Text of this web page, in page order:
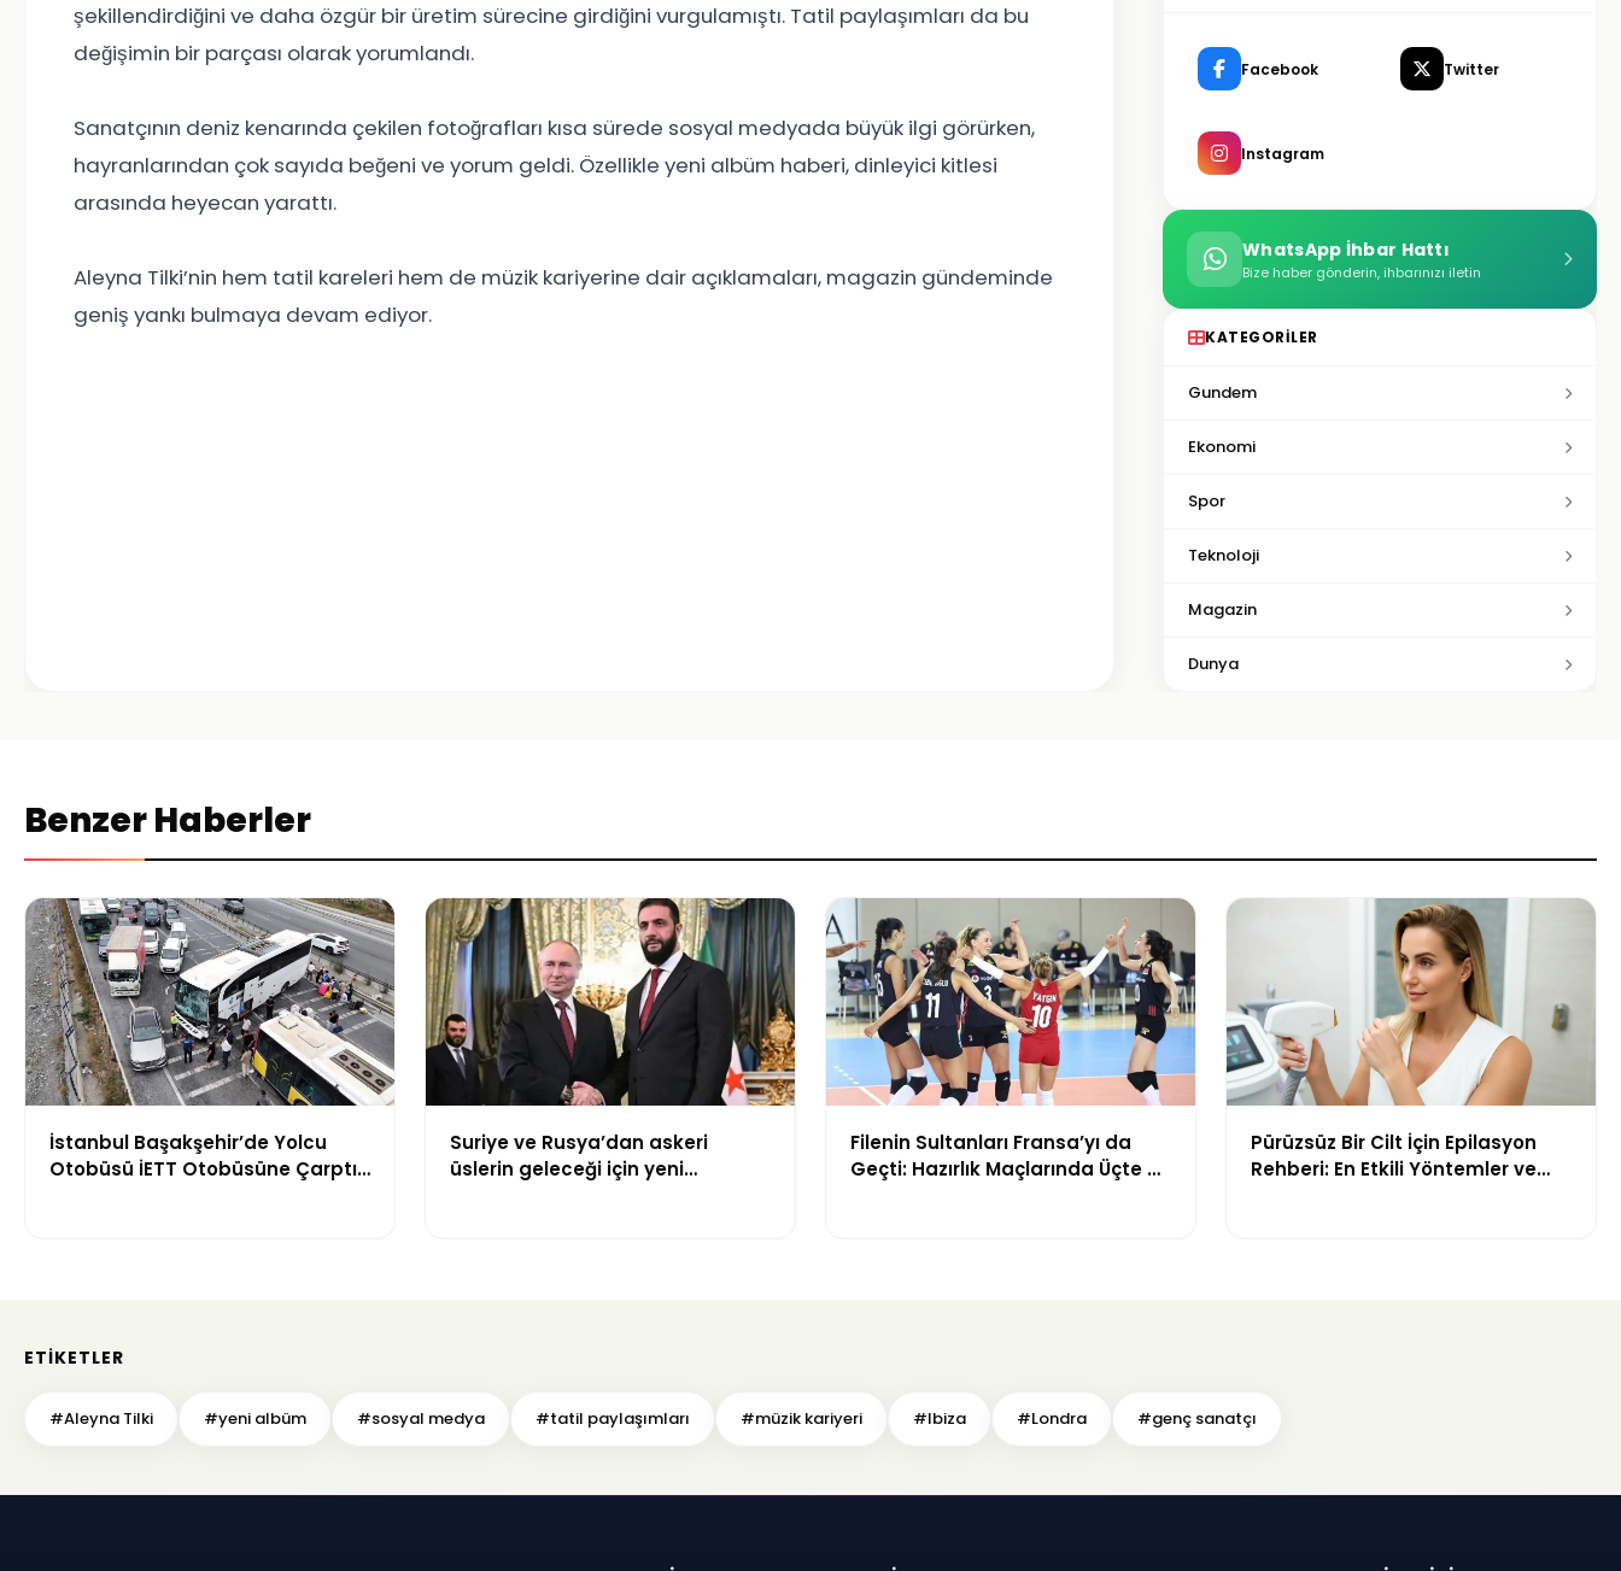
şekillendirdiğini ve daha özgür bir üretim sürecine girdiğini vurgulamıştı. Tatil paylaşımları da bu
değişimin bir parçası olarak yorumlandı.
Sanatçının deniz kenarında çekilen fotoğrafları kısa sürede sosyal medyada büyük ilgi görürken,
hayranlarından çok sayıda beğeni ve yorum geldi. Özellikle yeni albüm haberi, dinleyici kitlesi
arasında heyecan yarattı.
Aleyna Tilki’nin hem tatil kareleri hem de müzik kariyerine dair açıklamaları, magazin gündeminde
geniş yankı bulmaya devam ediyor.
Facebook Twitter
Instagram
WhatsApp İhbar Hattı
Bize haber gönderin, ihbarınızı iletin
KATEGORILER
Gundem
Ekonomi
Spor
Teknoloji
Magazin
Dunya
Benzer Haberler
İstanbul Başakşehir’de Yolcu
Otobüsü İETT Otobüsüne Çarptı:
Suriye ve Rusya’dan askeri
üslerin geleceği için yeni
Filenin Sultanları Fransa’yı da
Geçti: Hazırlık Maçlarında Üçte Üç
Pürüzsüz Bir Cilt İçin Epilasyon
Rehberi: En Etkili Yöntemler ve
ETIKETLER
#Aleyna Tilki #yeni albüm #sosyal medya #tatil paylaşımları #müzik kariyeri #Ibiza #Londra #genç sanatçı